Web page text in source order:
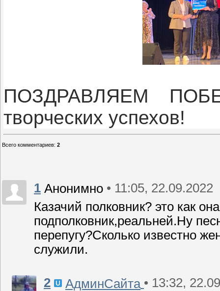
ПОЗДРАВЛЯЕМ
творческих успехов!
Всего комментариев: 2
1 Анонимно • 11:05, 22.09.2022
Казачий полковник? это как
подполковник,реальней.Ну
перепугу?Сколько известно
служили.
2 АдминСайта • 13:32,